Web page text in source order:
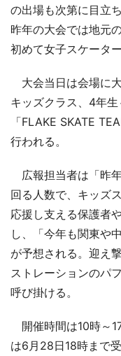
の出場も次第に目立
昨年の大会では地元
初めて女子スケータ
大会当日は会場に
キッズクラス、4年生
「FLAKE SKATE
行われる。
広報担当者は「昨
回る人数で、キッズ
応援し支える保護者
し、「今年も関東や
が予想される。迎え
ストレーションのパ
呼び掛ける。
開催時間は10時～
は6月28日18時まで